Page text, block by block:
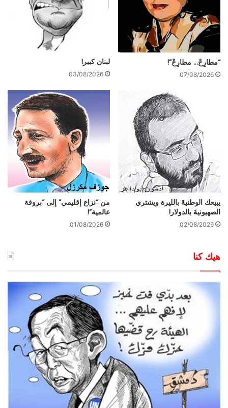
“مطارِحْ… مطارِحْ”!
07/08/2026
لبنان كبير!
03/08/2026
يبيعك الوطنيةَ بالليرة ويشتري
الصهيونيةَ بالدولار!
02/08/2026
من “نزاع إقليمي” إلى “بروفة
عالمية”!
01/08/2026
هيك كنا